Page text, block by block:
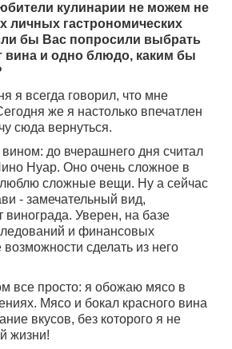
кулинарии не можем не
личных гастрономических
бы Вас попросили выбрать
вина и одно блюдо, каким бы
я всегда говорил, что мне
же я настолько впечатлен
сюда вернуться.
до вчерашнего дня считал
Нуар. Оно очень сложное в
люблю сложные вещи. Ну а сейчас
- замечательный вид,
Уверен, на базе
и финансовых
сделать из него
все просто: я обожаю мясо в
Мясо и бокал красного вина
вкусов, без которого я не
жизни!